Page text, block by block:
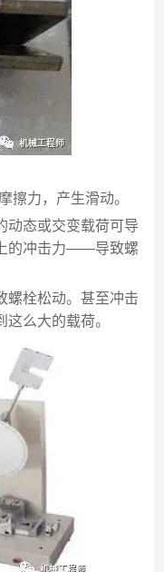
擦力，产生滑动。
动态或交变载荷可导
的冲击力——导致螺
螺栓松动。甚至冲击
么大的载荷。